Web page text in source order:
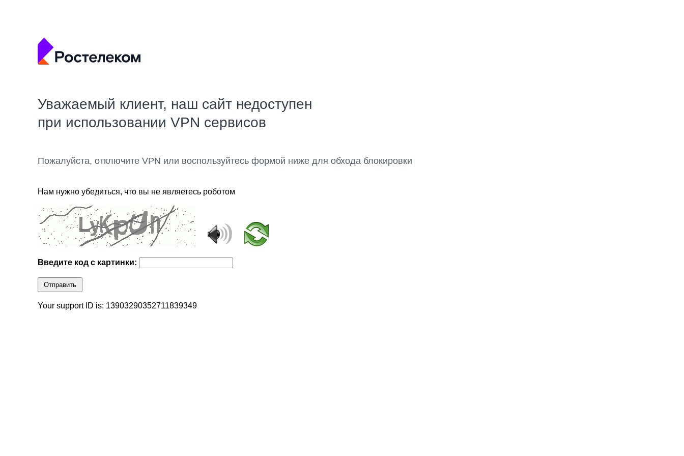
Уважаемый клиент, наш сайт недоступен
при использовании VPN сервисов
Пожалуйста, отключите VPN или воспользуйтесь формой ниже для обхода блокировки
Нам нужно убедиться, что вы не являетесь роботом
Введите код с картинки:
Отправить
Your support ID is: 13903290352711839349